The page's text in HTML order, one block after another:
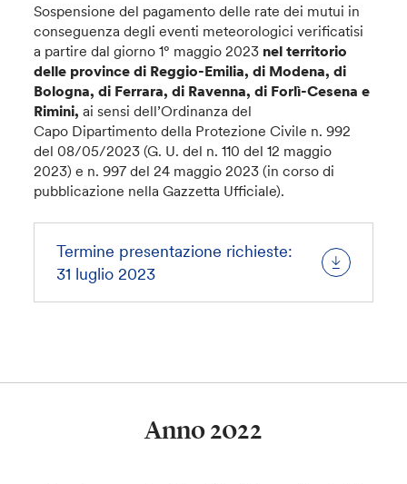
Sospensione del pagamento delle rate dei mutui in
conseguenza degli eventi meteorologici verificatisi
a partire dal giorno 1° maggio 2023 nel territorio
delle province di Reggio-Emilia, di Modena, di
Bologna, di Ferrara, di Ravenna, di Forlì-Cesena e
Rimini, ai sensi dell’Ordinanza del
Capo Dipartimento della Protezione Civile n. 992
del 08/05/2023 (G. U. del n. 110 del 12 maggio
2023) e n. 997 del 24 maggio 2023 (in corso di
pubblicazione nella Gazzetta Ufficiale).
Termine presentazione richieste:
31 luglio 2023
Anno 2022